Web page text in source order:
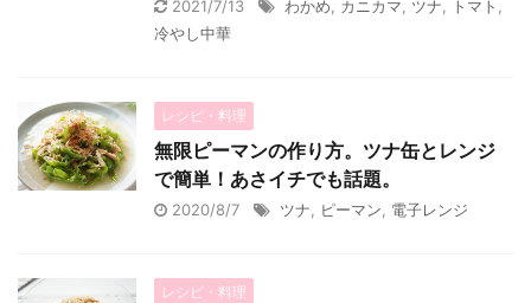
2021/7/13 わかめ カニカマ ツナ トマト
冷やし中華
レシピ・料理
無限ピーマンの作り方。ツナ缶とレンジ
で簡単！あさイチでも話題。
2020/8/7 ツナ ピーマン 電子レンジ
レシピ・料理